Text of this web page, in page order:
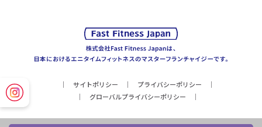
サイトポリシー
プライバシーポリシー
グローバルプライバシーポリシー